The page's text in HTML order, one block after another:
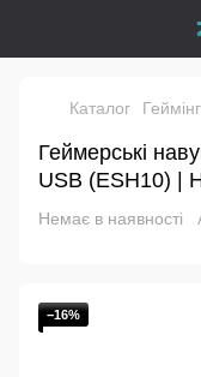
Каталог
Геймерські
USB (ESH10) |
Немає в наявності
−16%